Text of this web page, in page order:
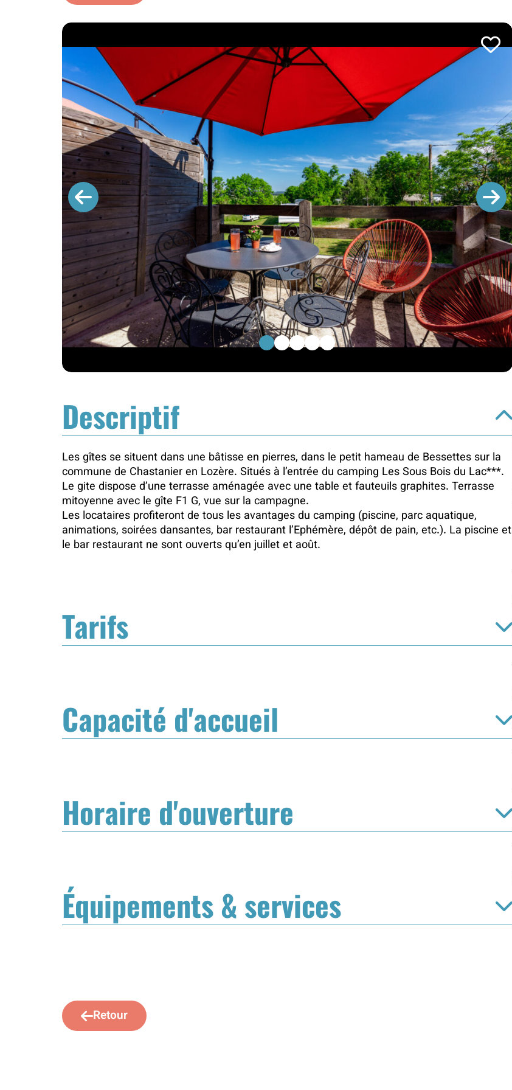
Descriptif
Les gîtes se situent dans une bâtisse en pierres, dans le petit hameau de Bessettes sur la
commune de Chastanier en Lozère. Situés à l’entrée du camping Les Sous Bois du Lac***.
Le gite dispose d’une terrasse aménagée avec une table et fauteuils graphites. Terrasse
mitoyenne avec le gîte F1 G, vue sur la campagne.
Les locataires profiteront de tous les avantages du camping (piscine, parc aquatique,
animations, soirées dansantes, bar restaurant l’Ephémère, dépôt de pain, etc.). La piscine et
le bar restaurant ne sont ouverts qu’en juillet et août.
Tarifs
Capacité d'accueil
Horaire d'ouverture
Équipements & services
Retour